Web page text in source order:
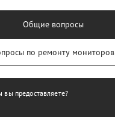
Общие вопросы
по ремонту мониторов
предоставляете?